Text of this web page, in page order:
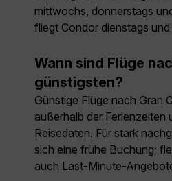
mittwochs, donnerstags
fliegt Condor dienstags
Wann sind Flüge
günstigsten?
Günstige Flüge nach Gran
außerhalb der Ferienzeiten
Reisedaten. Für stark
sich eine frühe Buchung;
auch Last-Minute-